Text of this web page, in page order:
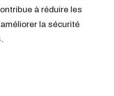
à réduire les
la sécurité